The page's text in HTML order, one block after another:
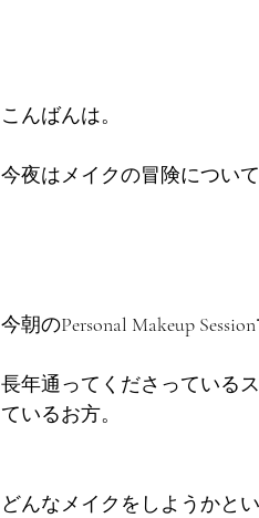
こんばんは。
今夜はメイクの冒険について
今朝のPersonal Makeup
長年通ってくださっている
ているお方。
どんなメイクをしようかと